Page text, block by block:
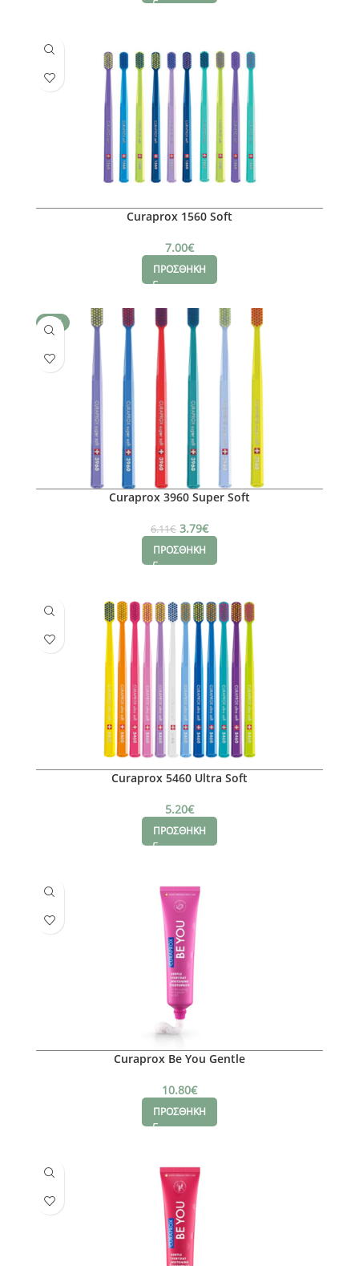
Curaprox 1560 Soft
7.00€
ΠΡΟΣΘΗΚΗ
SALE
Curaprox 3960 Super Soft
6.11€ 3.79€
ΠΡΟΣΘΗΚΗ
Curaprox 5460 Ultra Soft
5.20€
ΠΡΟΣΘΗΚΗ
Curaprox Be You Gentle
10.80€
ΠΡΟΣΘΗΚΗ